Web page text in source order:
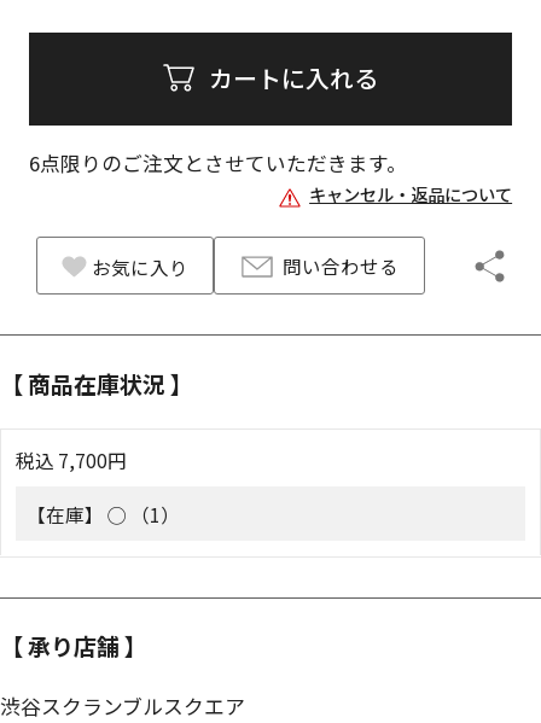
カートに入れる
6点限りのご注文とさせていただきます。
キャンセル・返品について
お気に入り 問い合わせる
【 商品在庫状況 】
税込 7,700円
【在庫】 ◯ （1）
【 承り店舗 】
渋谷スクランブルスクエア